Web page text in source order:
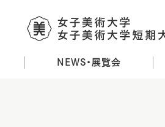
NEWS・展覧会